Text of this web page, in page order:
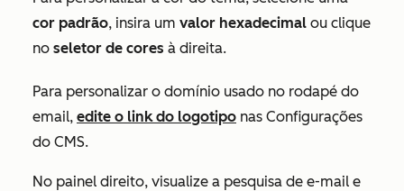
cor padrão, insira um valor hexadecimal ou clique
no seletor de cores à direita.
Para personalizar o domínio usado no rodapé do
email, edite o link do logotipo nas Configurações
do CMS.
No painel direito, visualize a pesquisa de e-mail e